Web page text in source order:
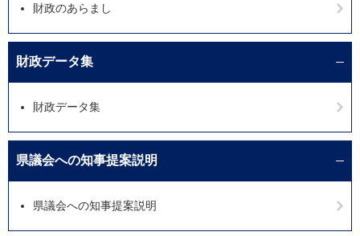
財政のあらまし
財政データ集
財政データ集
県議会への知事提案説明
県議会への知事提案説明